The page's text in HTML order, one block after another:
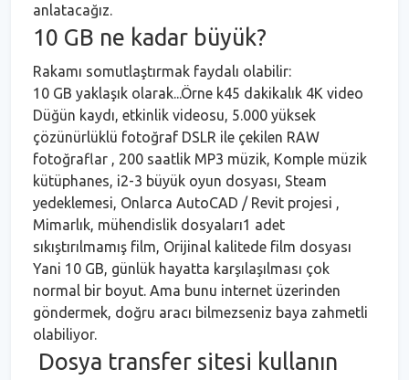
anlatacağız.
10 GB ne kadar büyük?
Rakamı somutlaştırmak faydalı olabilir:
10 GB yaklaşık olarak...Örne k45 dakikalık 4K video
Düğün kaydı, etkinlik videosu, 5.000 yüksek
çözünürlüklü fotoğraf DSLR ile çekilen RAW
fotoğraflar , 200 saatlik MP3 müzik, Komple müzik
kütüphanes, i2-3 büyük oyun dosyası, Steam
yedeklemesi, Onlarca AutoCAD / Revit projesi ,
Mimarlık, mühendislik dosyaları1 adet
sıkıştırılmamış film, Orijinal kalitede film dosyası
Yani 10 GB, günlük hayatta karşılaşılması çok
normal bir boyut. Ama bunu internet üzerinden
göndermek, doğru aracı bilmezseniz baya zahmetli
olabiliyor.
Dosya transfer sitesi kullanın